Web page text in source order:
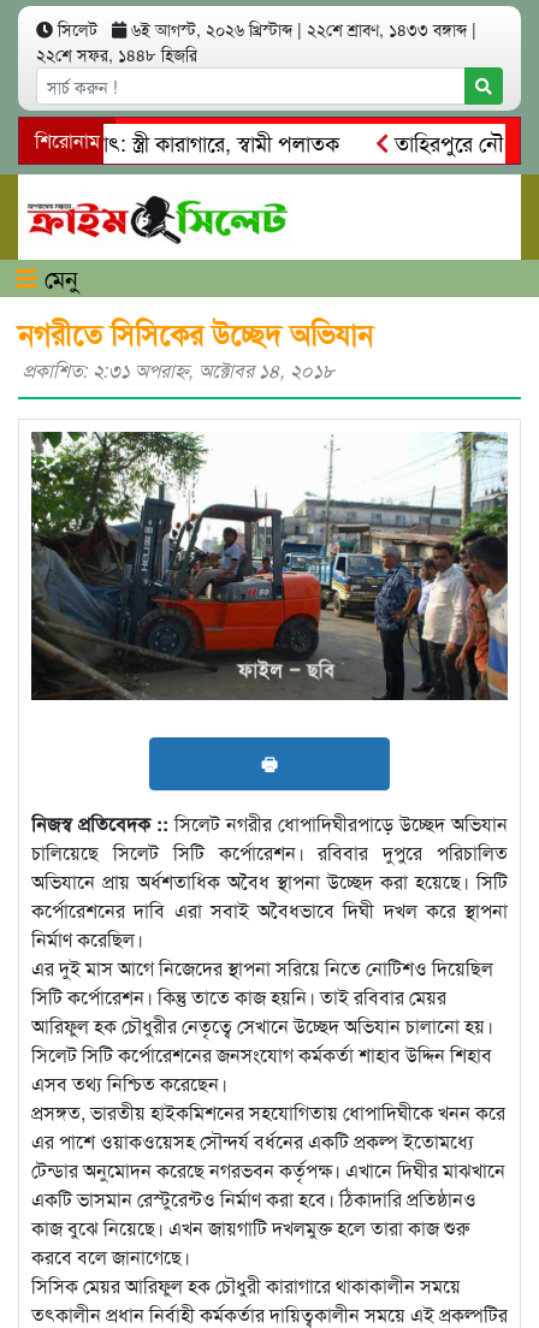
সিলেট ৬ই আগস্ট, ২০২৬ খ্রিস্টাব্দ | ২২শে শ্রাবণ, ১৪৩৩ বঙ্গাব্দ |
২২শে সফর, ১৪৪৮ হিজরি
শিরোনামস্ত্রী কারাগারে, স্বামী পলাতক
তাহিরপুরে নৌ-
মারধর
নগরীতে কোটি টাকার সম্পত্তি দখলের চেষ্টা:
মেনু
নগরীতে সিসিকের উচ্ছেদ অভিযান
প্রকাশিত: ২:৩১ অপরাহ্ণ, অক্টোবর ১৪, ২০১৮
🖶
নিজস্ব প্রতিবেদক :: সিলেট নগরীর ধোপাদিঘীরপাড়ে উচ্ছেদ অভিযান
চালিয়েছে সিলেট সিটি কর্পোরেশন। রবিবার দুপুরে পরিচালিত
অভিযানে প্রায় অর্ধশতাধিক অবৈধ স্থাপনা উচ্ছেদ করা হয়েছে। সিটি
কর্পোরেশনের দাবি এরা সবাই অবৈধভাবে দিঘী দখল করে স্থাপনা
নির্মাণ করেছিল।
এর দুই মাস আগে নিজেদের স্থাপনা সরিয়ে নিতে নোটিশও দিয়েছিল
সিটি কর্পোরেশন। কিন্তু তাতে কাজ হয়নি। তাই রবিবার মেয়র
আরিফুল হক চৌধুরীর নেতৃত্বে সেখানে উচ্ছেদ অভিযান চালানো হয়।
সিলেট সিটি কর্পোরেশনের জনসংযোগ কর্মকর্তা শাহাব উদ্দিন শিহাব
এসব তথ্য নিশ্চিত করেছেন।
প্রসঙ্গত, ভারতীয় হাইকমিশনের সহযোগিতায় ধোপাদিঘীকে খনন করে
এর পাশে ওয়াকওয়েসহ সৌন্দর্য বর্ধনের একটি প্রকল্প ইতোমধ্যে
টেন্ডার অনুমোদন করেছে নগরভবন কর্তৃপক্ষ। এখানে দিঘীর মাঝখানে
একটি ভাসমান রেস্টুরেন্টও নির্মাণ করা হবে। ঠিকাদারি প্রতিষ্ঠানও
কাজ বুঝে নিয়েছে। এখন জায়গাটি দখলমুক্ত হলে তারা কাজ শুরু
করবে বলে জানাগেছে।
সিসিক মেয়র আরিফুল হক চৌধুরী কারাগারে থাকাকালীন সময়ে
তৎকালীন প্রধান নির্বাহী কর্মকর্তার দায়িত্বকালীন সময়ে এই প্রকল্পটির